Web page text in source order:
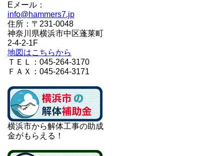
Eメール：
info@hammers7.jp
住所：〒231-0048
神奈川県横浜市中区蓬莱町
2-4-2-1F
地図はこちらから
ＴＥＬ：045-264-3170
ＦＡＸ：045-264-3171
横浜市から解体工事の助成
金がもらえる！